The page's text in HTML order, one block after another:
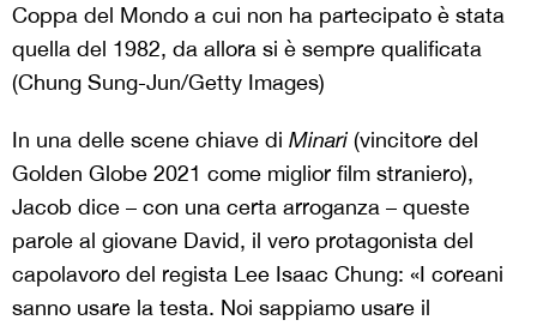
Coppa del Mondo a cui non ha partecipato è stata
quella del 1982, da allora si è sempre qualificata
(Chung Sung-Jun/Getty Images)
In una delle scene chiave di Minari (vincitore del
Golden Globe 2021 come miglior film straniero),
Jacob dice – con una certa arroganza – queste
parole al giovane David, il vero protagonista del
capolavoro del regista Lee Isaac Chung: «I coreani
sanno usare la testa. Noi sappiamo usare il